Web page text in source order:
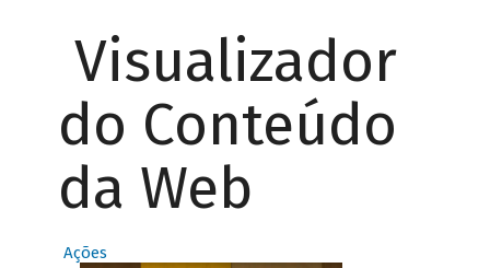
Visualizador
do Conteúdo
da Web
Ações